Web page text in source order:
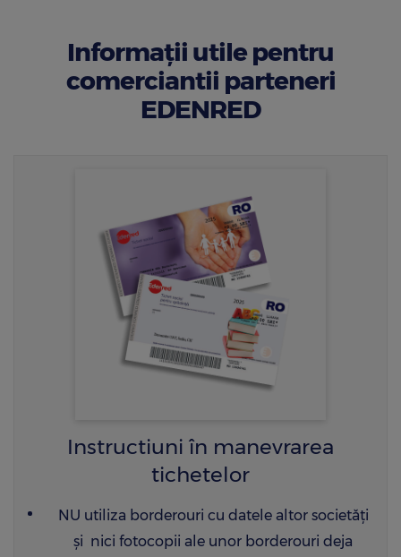
Informații utile pentru
comerciantii parteneri
EDENRED
Instructiuni în manevrarea
tichetelor
NU utiliza borderouri cu datele altor societăţi
şi nici fotocopii ale unor borderouri deja